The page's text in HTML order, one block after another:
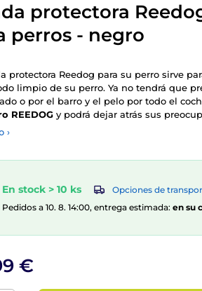
protectora
perros - negro
protectora Reedog para su perro sirve
limpio de su perro. Ya no tendrá que
o por el barro y el pelo por todo el
REEDOG y podrá dejar atrás sus
›
En stock > 10 ks
Opciones de
Pedidos a 10. 8. 14:00, entrega estimada: en su
€